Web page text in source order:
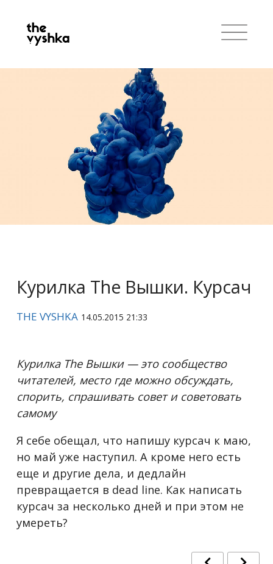
Курилка The Вышки. Курсач
THE VYSHKA 14.05.2015 21:33
Курилка The Вышки — это сообщество
читателей, место где можно обсуждать,
спорить, спрашивать совет и советовать
самому
Я себе обещал, что напишу курсач к маю,
но май уже наступил. А кроме него есть
еще и другие дела, и дедлайн
превращается в dead line. Как написать
курсач за несколько дней и при этом не
умереть?